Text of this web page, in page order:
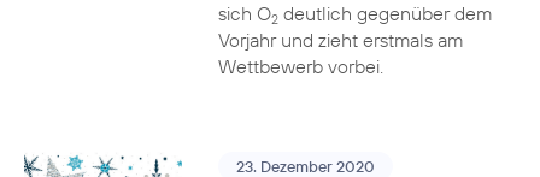
sich O2deutlich gegenüber dem
Vorjahr und zieht erstmals am
Wettbewerb vorbei.
23. Dezember 2020